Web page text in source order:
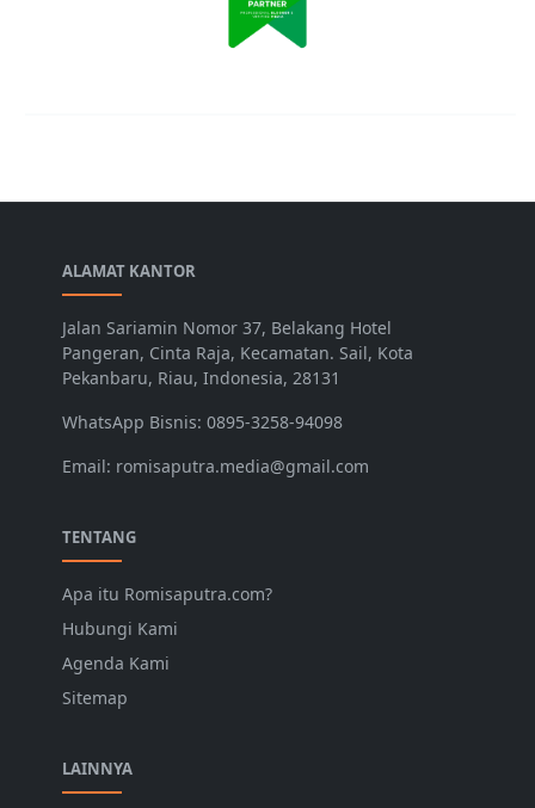
ALAMAT KANTOR
Jalan Sariamin Nomor 37, Belakang Hotel
Pangeran, Cinta Raja, Kecamatan. Sail, Kota
Pekanbaru, Riau, Indonesia, 28131
WhatsApp Bisnis: 0895-3258-94098
Email: romisaputra.media@gmail.com
TENTANG
Apa itu Romisaputra.com?
Hubungi Kami
Agenda Kami
Sitemap
LAINNYA